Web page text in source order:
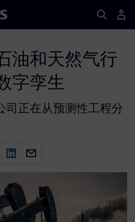
油和天然气行
字孪生
司正在从预测性工程分